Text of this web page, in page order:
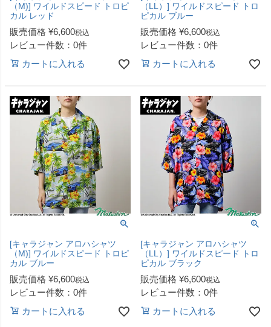
（M)] ワイルドスピード トロピ
カル レッド
販売価格 ¥6,600税込
レビュー件数：0件
カートに入れる
（LL）] ワイルドスピード トロ
ピカル ブルー
販売価格 ¥6,600税込
レビュー件数：0件
カートに入れる
[キャラジャン アロハシャツ
（M)] ワイルドスピード トロピ
カル ブルー
販売価格 ¥6,600税込
レビュー件数：0件
カートに入れる
[キャラジャン アロハシャツ
（LL）] ワイルドスピード トロ
ピカル ブラック
販売価格 ¥6,600税込
レビュー件数：0件
カートに入れる